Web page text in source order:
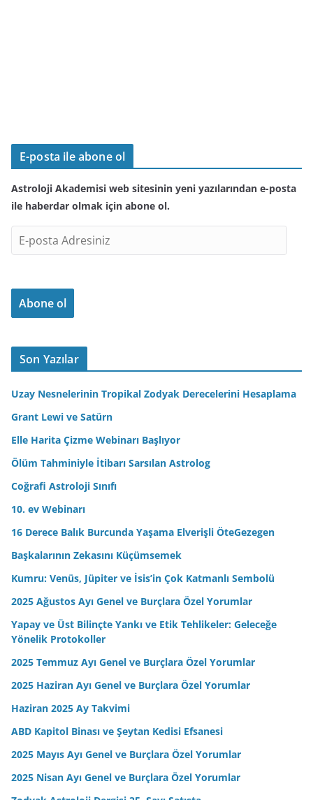
E-posta ile abone ol
Astroloji Akademisi web sitesinin yeni yazılarından e-posta
ile haberdar olmak için abone ol.
-
o
t
d
r
i
n
Abone ol
Son Yazılar
Uzay Nesnelerinin Tropikal Zodyak Derecelerini Hesaplama
Grant Lewi ve Satürn
Elle Harita Çizme Webinarı Başlıyor
Ölüm Tahminiyle İtibarı Sarsılan Astrolog
Coğrafi Astroloji Sınıfı
10. ev Webinarı
16 Derece Balık Burcunda Yaşama Elverişli ÖteGezegen
Başkalarının Zekasını Küçümsemek
Kumru: Venüs, Jüpiter ve İsis’in Çok Katmanlı Sembolü
2025 Ağustos Ayı Genel ve Burçlara Özel Yorumlar
Yapay ve Üst Bilinçte Yankı ve Etik Tehlikeler: Geleceğe
Yönelik Protokoller
2025 Temmuz Ayı Genel ve Burçlara Özel Yorumlar
2025 Haziran Ayı Genel ve Burçlara Özel Yorumlar
Haziran 2025 Ay Takvimi
ABD Kapitol Binası ve Şeytan Kedisi Efsanesi
2025 Mayıs Ayı Genel ve Burçlara Özel Yorumlar
2025 Nisan Ayı Genel ve Burçlara Özel Yorumlar